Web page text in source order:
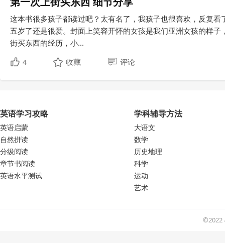
这本书很多孩子都读过吧？太有名了，我孩子也很喜欢，反复
五岁了还是很爱。封面上笑容开怀的女孩是我们亚洲女孩的样
街买东西的经历，小...
4
收藏 评论
英语学习攻略
英语启蒙
自然拼读
分级阅读
章节书阅读
英语水平测试
学科辅导方法
大语文
数学
历史地理
科学
运动
艺术
©2022